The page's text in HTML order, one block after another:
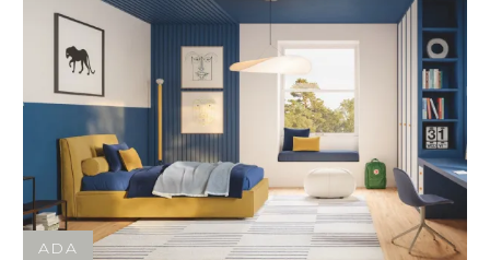
ADA